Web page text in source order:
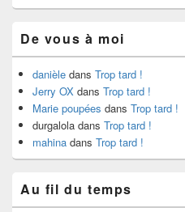
De vous à moi
danièle dans Trop tard !
Jerry OX dans Trop tard !
Marie poupées dans Trop tard !
durgalola dans Trop tard !
mahina dans Trop tard !
Au fil du temps